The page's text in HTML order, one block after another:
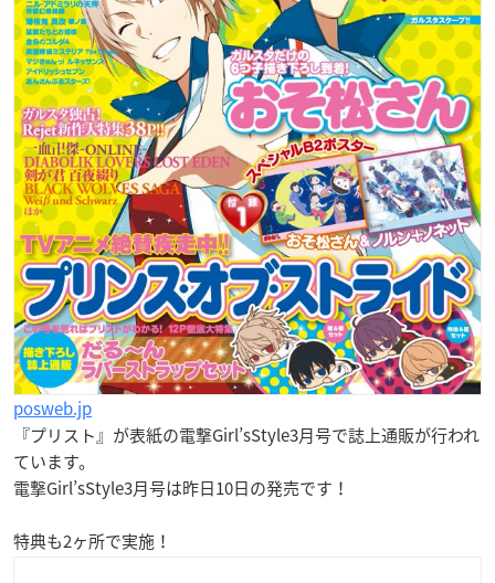
posweb.jp
『プリスト』が表紙の電撃Girl’sStyle3月号で誌上通販が行われ
ています。
電撃Girl’sStyle3月号は昨日10日の発売です！
特典も2ヶ所で実施！